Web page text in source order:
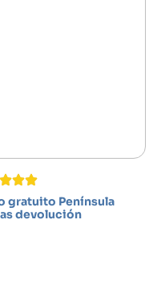
gratuito Península
devolución